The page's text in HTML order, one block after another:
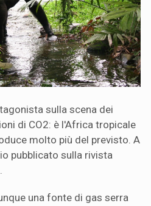
sulla scena dei
di CO2: è l'Africa tropicale
molto più del previsto. A
pubblicato sulla rivista
una fonte di gas serra